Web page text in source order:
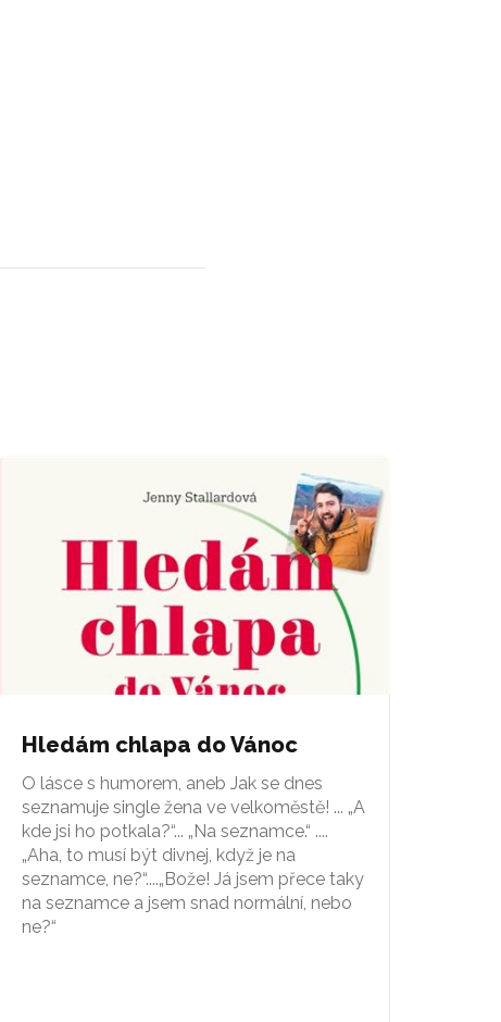
Hledám chlapa do Vánoc
O lásce s humorem, aneb Jak se dnes
seznamuje single žena ve velkoměstě! ... „A
kde jsi ho potkala?“... „Na seznamce.“ ....
„Aha, to musí být divnej, když je na
seznamce, ne?“....„Bože! Já jsem přece taky
na seznamce a jsem snad normální, nebo
ne?“